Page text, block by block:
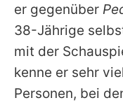
er gegenüber
38-Jährige
mit der
kenne er sehr
Personen, bei